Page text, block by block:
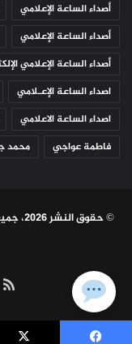
أصداء الساعة الإعلامي
أصداء الساعة الإعلامي
أصداء الساعة الإعلامي
اصداء الساعة الإعـلامي
اصداء الساعة الاعلامي
فاطمة عواجي
محمد
© حقوق النشر 2026، جميع الحقوق محفوظة | لـ